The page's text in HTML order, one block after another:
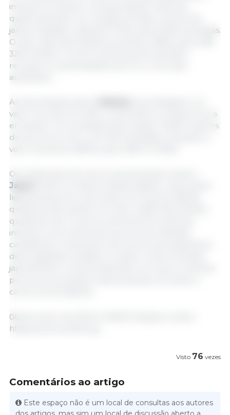
impulso em janeiro. As exportações mais que
quadruplicaram em relação ao baixo volume de
janeiro passado, saltando 374%, para 9.059 toneladas.
O valor das exportações aumentou 363%, para US$
32,8 milhões. A carne suína dos EUA também
recuperou a participação da UE no mercado
australiano.
As exportações para a
valor recorde em 2023, continuaram a mostrar força
em janeiro. As remessas foram quase 1.000% maiores
do que há um ano, com 503 toneladas, enquanto o
valor aumentou 850%, para US$ 1,5 milhão.
Os embarques de carne suína de janeiro para o
Japão
ligeiramente ano a ano tanto em volume (28.216,
queda de 1%) quanto em valor (US$ 114,8 milhões,
queda de 1%). A carne suína dos EUA enfrenta
intensa concorrência da carne suína resfriada
canadense e mexicana e da carne suína espanhola
descongelada vendida no varejo. O iene (moeda)
japonês fraco continua fazendo com que os clientes
procurem as opções mais acessíveis, incluindo a
carne suína brasileira.
08 de março de 2024/ USMEF/ Estados Unidos.
https://www.usmef.org
Visto 76 vezes
Comentários ao artigo
Este espaço não é um local de consultas aos autores